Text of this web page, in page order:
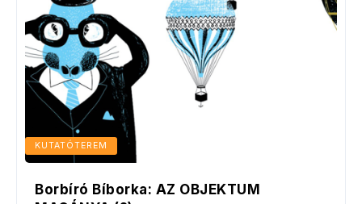
KUTATÓTEREM
Borbíró Bíborka: AZ OBJEKTUM